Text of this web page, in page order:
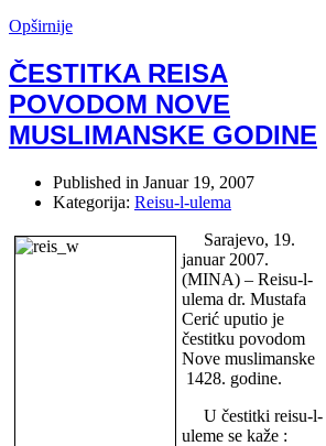
Opširnije
ČESTITKA REISA
POVODOM NOVE
MUSLIMANSKE GODINE
Published in Januar 19, 2007
Kategorija: Reisu-l-ulema
Sarajevo, 19.
januar 2007.
(MINA) – Reisu-l-
ulema dr. Mustafa
Cerić uputio je
čestitku povodom
Nove muslimanske
1428. godine.
U čestitki reisu-l-
uleme se kaže :